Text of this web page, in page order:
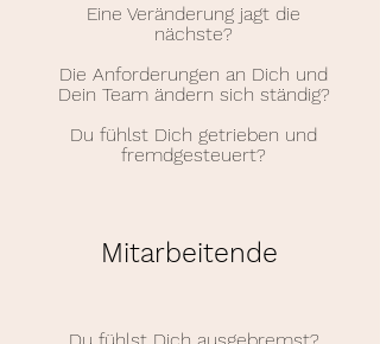
Eine Veränderung jagt die
nächste?
Die Anforderungen an Dich und
Dein Team ändern sich ständig?
Du fühlst Dich getrieben und
fremdgesteuert?
Mitarbeitende